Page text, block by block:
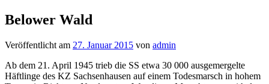
Belower Wald
Veröffentlicht am 27. Januar 2015 von admin
Ab dem 21. April 1945 trieb die SS etwa 30 000 ausgemergelte
Häftlinge des KZ Sachsenhausen auf einem Todesmarsch in hohem